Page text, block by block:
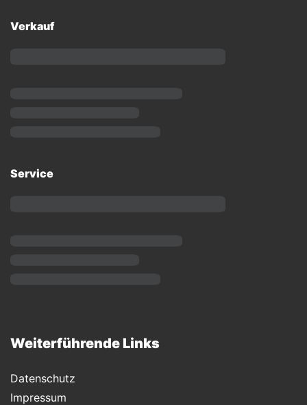
Verkauf
Service
Weiterführende Links
Datenschutz
Impressum